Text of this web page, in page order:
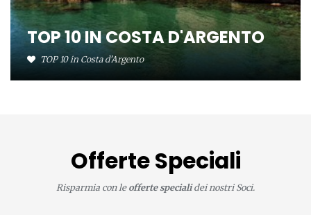
TOP 10 IN COSTA D'ARGENTO
TOP 10 in Costa d'Argento
Offerte Speciali
Risparmia con le offerte specialidei nostri Soci.